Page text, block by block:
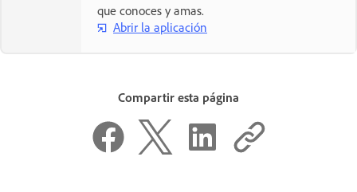
que conoces y amas.
Abrir la aplicación
Compartir esta página